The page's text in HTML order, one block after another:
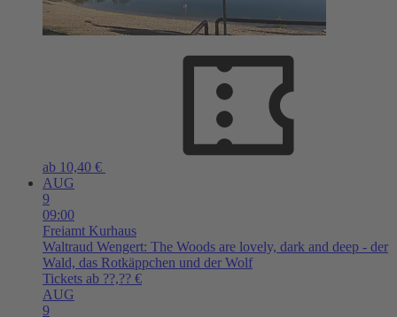
ab 10,40 €
AUG
9
09:00
Freiamt Kurhaus
Waltraud Wengert: The Woods are lovely, dark and deep - der
Wald, das Rotkäppchen und der Wolf
Tickets ab ??,?? €
AUG
9